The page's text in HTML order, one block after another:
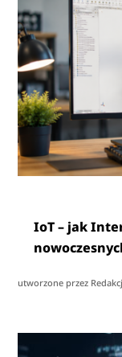
IoT – jak
utworzone przez